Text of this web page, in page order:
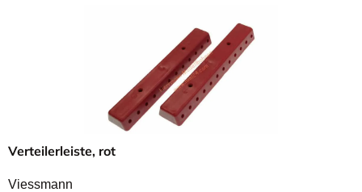
Verteilerleiste, rot
Viessmann